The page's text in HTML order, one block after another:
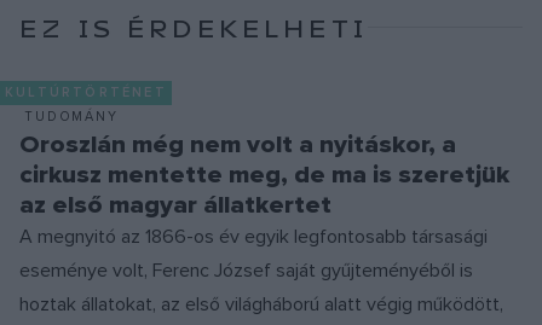
EZ IS ÉRDEKELHETI
KULTÚRTÖRTÉNET
TUDOMÁNY
Oroszlán még nem volt a nyitáskor, a
cirkusz mentette meg, de ma is szeretjük
az első magyar állatkertet
A megnyitó az 1866-os év egyik legfontosabb társasági
eseménye volt, Ferenc József saját gyűjteményéből is
hoztak állatokat, az első világháború alatt végig működött,